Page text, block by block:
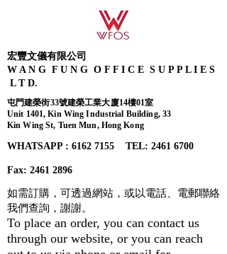
宏豐文儀有限公司
W A N G F U N G O F F I C E S U P P L I E S
L T D.
屯門建榮街33號建榮工業大廈14樓01室
Unit 1401, Kin Wing Industrial Building, 33
Kin Wing St, Tuen Mun, Hong Kong
WHATSAPP : 6162 7155​ TEL: 2461 6700
Fax: 2461 2896
如需訂購，可透過網站，或以電話、電郵聯絡
我們查詢， 謝謝。
To place an order, you can contact us
through our website, or you can reach